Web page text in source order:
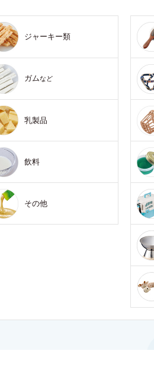
ジャーキー類
ガムなど
乳製品
飲料
その他